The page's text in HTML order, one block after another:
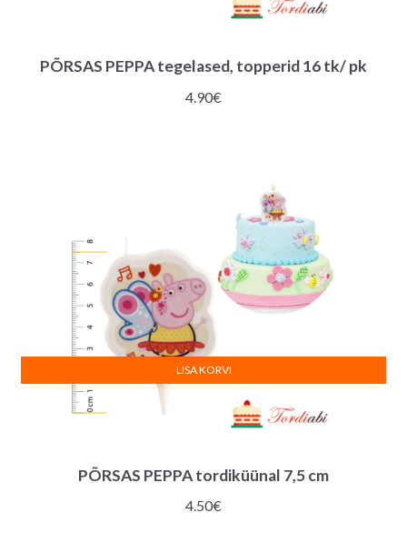
PÕRSAS PEPPA tegelased, topperid 16 tk/ pk
4.90€
PÕRSAS PEPPA tordiküünal 7,5 cm
4.50€
LISA KORVI